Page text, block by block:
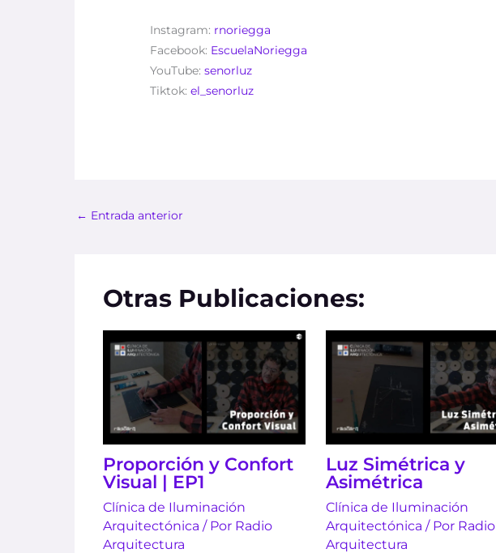
Instagram: rnoriegga
Facebook: EscuelaNoriegga
YouTube:senorluz
Tiktok:el_senorluz
← Entrada anterior
Otras Publicaciones:
Proporción y Confort
Visual | EP1
Clínica de Iluminación
Arquitectónica / Por Radio
Arquitectura
Luz Simétrica y
Asimétrica
Clínica de Iluminación
Arquitectónica / Por Radio
Arquitectura